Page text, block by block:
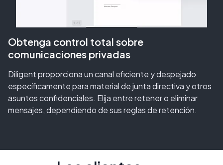
Obtenga control total sobre
comunicaciones privadas
Diligent proporciona un canal eficiente y despejado
específicamente para material de junta directiva y otros
asuntos confidenciales. Elija entre retener o eliminar
mensajes, dependiendo de sus reglas de retención.